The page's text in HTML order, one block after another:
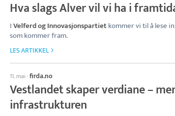
Hva slags Alver vil vi ha i
IVelferd og Innovasjonspartietkommer vi til å lese
som kommer fram.
LES ARTIKKEL
11. mai ·firda.no
Vestlandet skaper verdiane –
infrastrukturen